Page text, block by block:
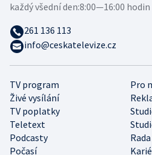
TV program
Pro
Živé vysílání
TV poplatky
Teletext
Podcasty
Počasí
každý všední den:8:00—16:00 hodin
261 136 113
info@ceskatelevize.cz